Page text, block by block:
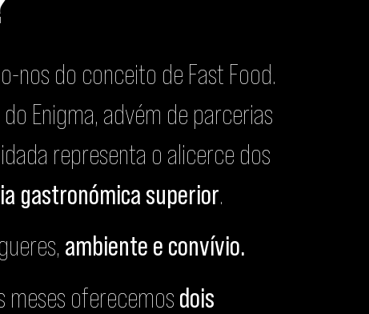
nos do conceito de Fast Food.
Enigma, advém de parcerias
representa o alicerce dos
gastronómica superior.
ambiente e convívio.
meses oferecemos dois